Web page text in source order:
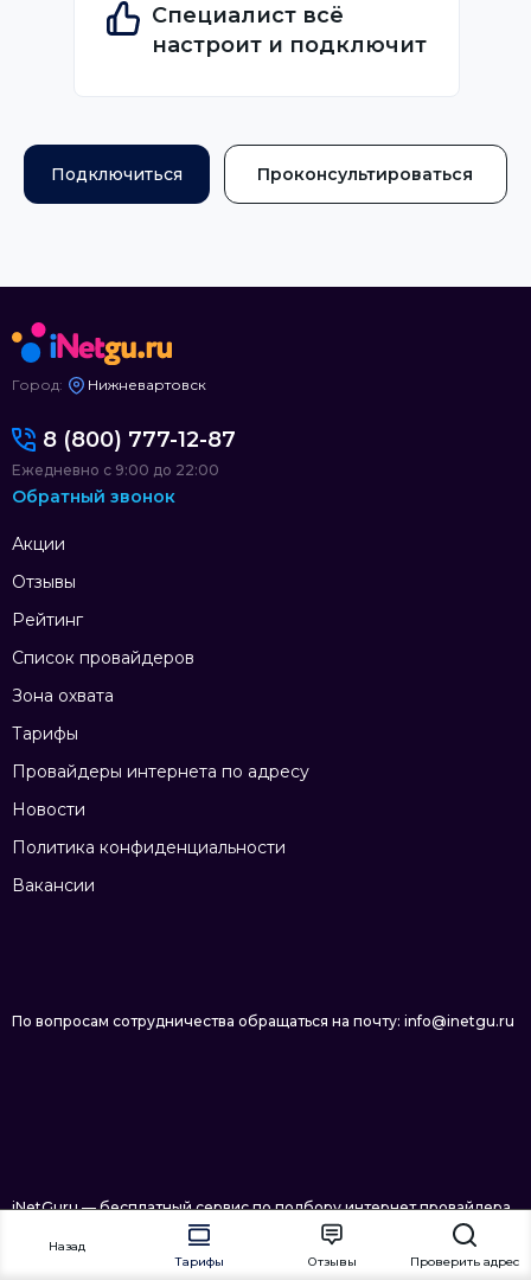
Назад
Специалист всё
настроит и подключит
Подключиться Проконсультироваться
Город: Нижневартовск
Акции
Отзывы
Рейтинг
Список провайдеров
Зона охвата
Тарифы
Провайдеры интернета по адресу
Новости
Политика конфиденциальности
Вакансии
8 (800) 777-12-87
Ежедневно с 9:00 до 22:00
Обратный звонок
По вопросам сотрудничества обращаться на почту: info@inetgu.ru
iNetGuru — бесплатный сервис по подбору интернет провайдера
в Нижневартовске © 2026